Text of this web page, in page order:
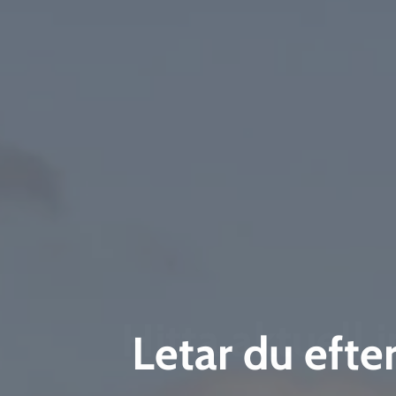
Hitta aktuell
Letar du